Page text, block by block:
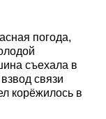
погода,
съехала в
связи
корёжилось в